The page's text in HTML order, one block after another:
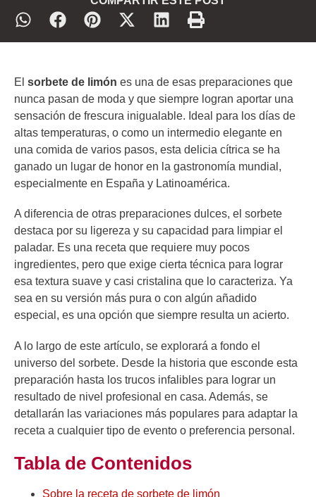
El sorbete de limón es una de esas preparaciones que
nunca pasan de moda y que siempre logran aportar una
sensación de frescura inigualable. Ideal para los días de
altas temperaturas, o como un intermedio elegante en
una comida de varios pasos, esta delicia cítrica se ha
ganado un lugar de honor en la gastronomía mundial,
especialmente en España y Latinoamérica.
A diferencia de otras preparaciones dulces, el sorbete
destaca por su ligereza y su capacidad para limpiar el
paladar. Es una receta que requiere muy pocos
ingredientes, pero que exige cierta técnica para lograr
esa textura suave y casi cristalina que lo caracteriza. Ya
sea en su versión más pura o con algún añadido
especial, es una opción que siempre resulta un acierto.
A lo largo de este artículo, se explorará a fondo el
universo del sorbete. Desde la historia que esconde esta
preparación hasta los trucos infalibles para lograr un
resultado de nivel profesional en casa. Además, se
detallarán las variaciones más populares para adaptar la
receta a cualquier tipo de evento o preferencia personal.
Tabla de Contenidos
Sobre la receta de sorbete de limón